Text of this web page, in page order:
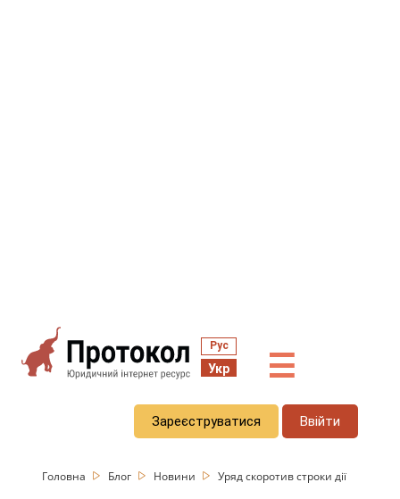
Рус
Укр ☰
Зареєструватися Ввійти
Головна Блог Новини
Уряд скоротив строки дії